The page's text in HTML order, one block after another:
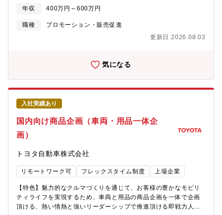
企画、実行をお任せしたいと考えております。【具体的な業務内
容】商品、市場の面で事業成長（ブランド育成と販売拡大）のた
めの販売戦略立案から社内外関係者との連携による遂行をお任せ
戦略立案と実行・売上向上、顧客育成を目的とした販促企画業務
テなどのB2B※ご経験やご志向に応じて得意な領域の販促をご担
当いただき、将来的にはオフライン、WEBそれぞれご担当いただ
きたいと考えております【ポジションの魅力】・販促業務からご
経験を積んでいただき、将来的にはプロモーションやマーケティ
ング等、ご志向に応じて幅広い業務にチャレンジできる・急成長
中事業のため、新しい市場をつくるダイナミックさを味わうこと
ができる・MTGにおける新しい柱となるような事業に携わること
ができる【MTGブラシ製品の特長】ReFaハートブラシをはじめと
考えたブラシ技術をかけ合わせたデザイン設計。使うたびに“心”弾
む瞬間をお客様にお届けしたいという思いを込めて開発していま
す。【製品例】・ReFa HEART BRUSH COLLECTION
HEART COMB Aira
https://www.refa.net/item/refa_heart_comb_aira/・ReFa
HEART MIST AIRY
年収 400万円～600万円
職種
プロモーション・販売促進
更新日 2026.08.03
気になる
入社実績あり
国内向け商品企画（車両・用品一体企
画）
トヨタ自動車株式会社
リモートワーク可 フレックスタイム制度 上場企業
【特色】魅力的なクルマづくりを通じて、お客様の豊かなモビリ
ティライフを実現するため、車両と用品の商品企画を一体で企画
頂ける、熱い情熱と強いリーダーシップで推進頂ける即戦力人材